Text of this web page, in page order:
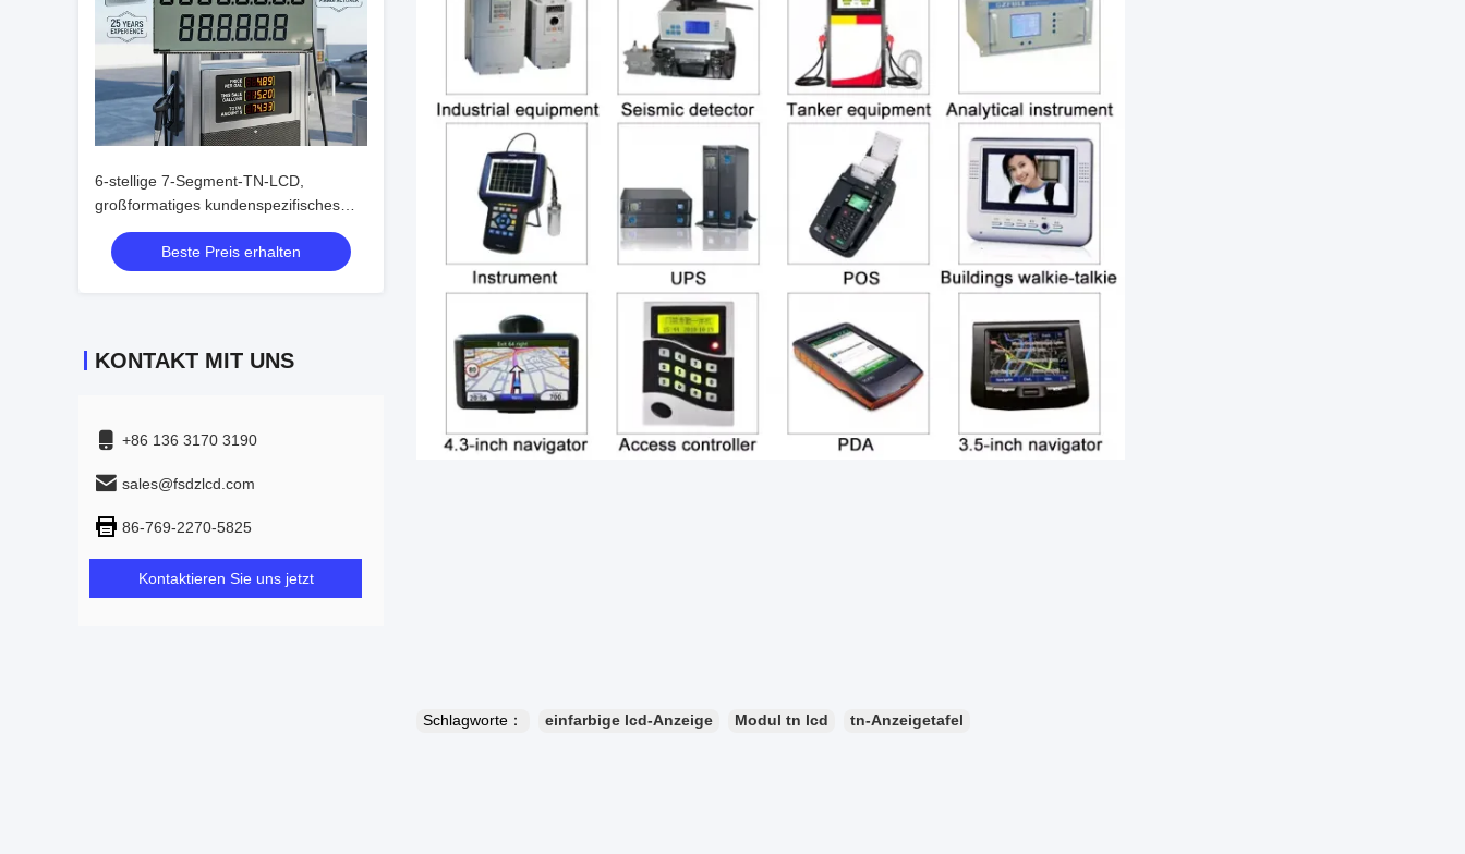
6-stellige 7-Segment-TN-LCD,
großformatiges kundenspezifisches
Flüssigkristalldisplay für Zapfsäulen
Beste Preis erhalten
KONTAKT MIT UNS
+86 136 3170 3190
sales@fsdzlcd.com
86-769-2270-5825
Kontaktieren Sie uns jetzt
Schlagworte： einfarbige lcd-Anzeige Modul tn lcd tn-Anzeigetafel